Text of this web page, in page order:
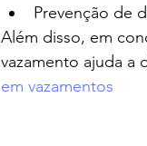
Prevenção de
Além disso, em
vazamento ajuda a
em vazamentos